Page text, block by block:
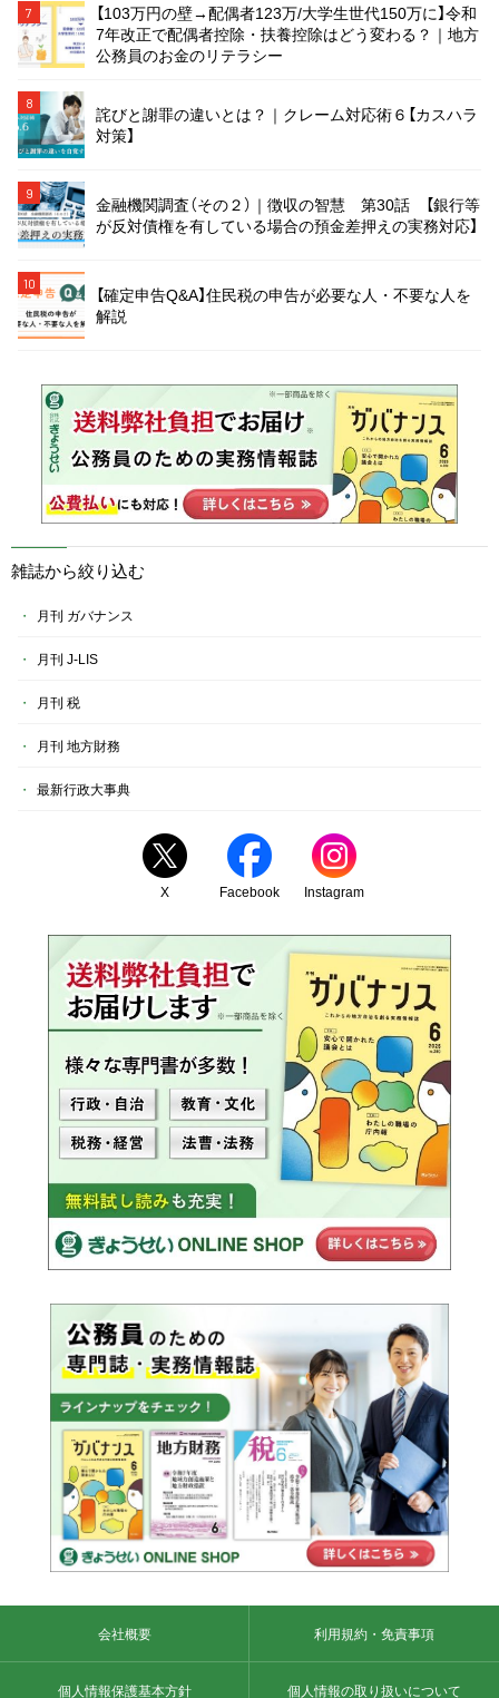
7
【103万円の壁→配偶者123万/大学生世代150万に】令和
7年改正で配偶者控除・扶養控除はどう変わる？｜地方
公務員のお金のリテラシー
8
詫びと謝罪の違いとは？｜クレーム対応術６【カスハラ
対策】
9
金融機関調査（その２）｜徴収の智慧 第30話 【銀行等
が反対債権を有している場合の預金差押えの実務対応】
10
【確定申告Q&A】住民税の申告が必要な人・不要な人を
解説
雑誌から絞り込む
月刊 ガバナンス
月刊 J-LIS
月刊 税
月刊 地方財務
最新行政大事典
X Facebook Instagram
会社概要 利用規約・免責事項
個人情報保護基本方針 個人情報の取り扱いについて